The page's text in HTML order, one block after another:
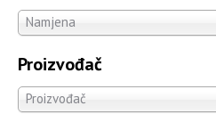
Namjena
Proizvođač
Proizvođač